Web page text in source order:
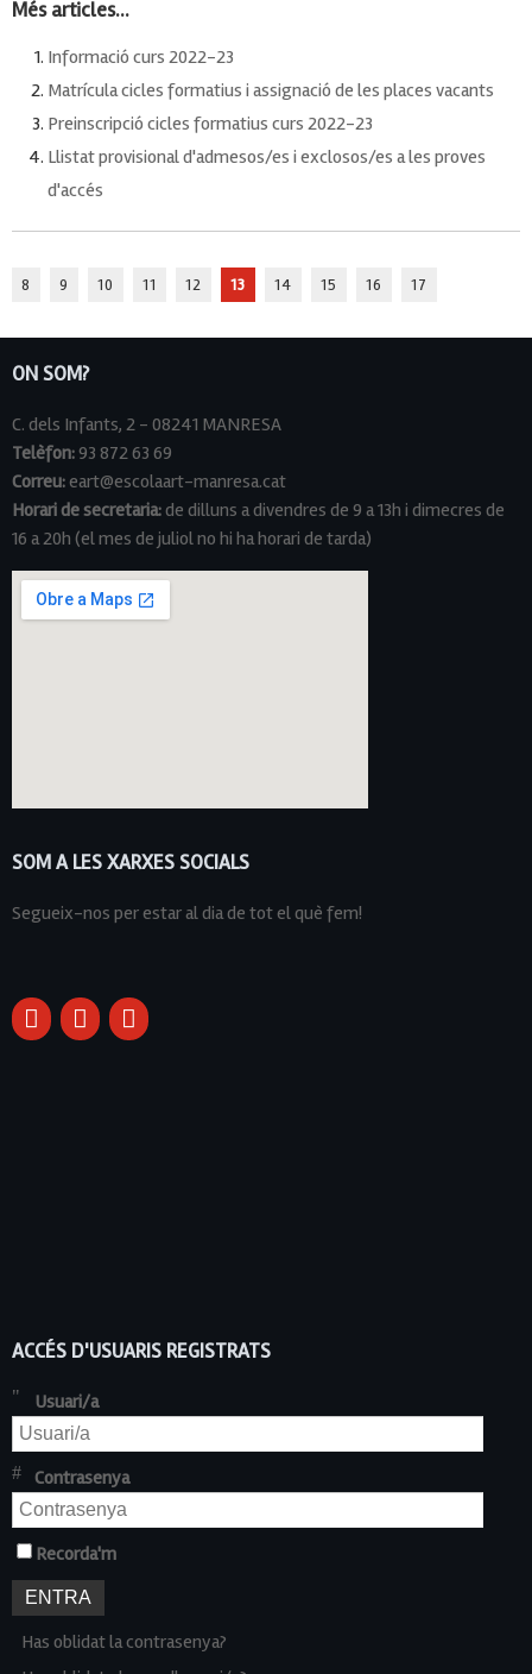
Més articles...
Informació curs 2022-23
Matrícula cicles formatius i assignació de les places vacants
Preinscripció cicles formatius curs 2022-23
Llistat provisional d'admesos/es i exclosos/es a les proves
d'accés
8 9 10 11 12 13 14 15 16 17
ON SOM?
C. dels Infants, 2 - 08241 MANRESA
Telèfon:93 872 63 69
Correu: eart@escolaart-manresa.cat
Horari de secretaria:de dilluns a divendres de 9 a 13h i dimecres de
16 a 20h (el mes de juliol no hi ha horari de tarda)
SOM A LES XARXES SOCIALS
Segueix-nos per estar al dia de tot el què fem!
ACCÉS D'USUARIS REGISTRATS
Usuari/a
Contrasenya
Recorda'm
Has oblidat la contrasenya?